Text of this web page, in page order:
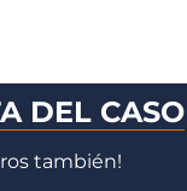
DEL CASO
también!